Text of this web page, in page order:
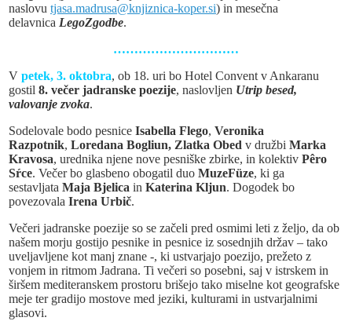
naslovu tjasa.madrusa@knjiznica-koper.si) in mesečna
delavnica LegoZgodbe.
…………………………
V petek, 3. oktobra, ob 18. uri bo Hotel Convent v Ankaranu
gostil 8. večer jadranske poezije, naslovljen Utrip besed,
valovanje zvoka.
Sodelovale bodo pesnice Isabella Flego, Veronika
Razpotnik, Loredana Bogliun, Zlatka Obed v družbi Marka
Kravosa, urednika njene nove pesniške zbirke, in kolektiv Pêro
Sŕce. Večer bo glasbeno obogatil duo MuzeFüze, ki ga
sestavljata Maja Bjelica in Katerina Kljun. Dogodek bo
povezovala Irena Urbič.
Večeri jadranske poezije so se začeli pred osmimi leti z željo, da ob
našem morju gostijo pesnike in pesnice iz sosednjih držav – tako
uveljavljene kot manj znane -, ki ustvarjajo poezijo, prežeto z
vonjem in ritmom Jadrana. Ti večeri so posebni, saj v istrskem in
širšem mediteranskem prostoru brišejo tako miselne kot geografske
meje ter gradijo mostove med jeziki, kulturami in ustvarjalnimi
glasovi.